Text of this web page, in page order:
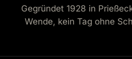
Gegründet 1928 in
Wende, kein Tag ohne